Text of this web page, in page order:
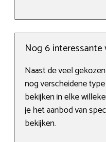
Nog 6 interessante
Naast de veel
nog verscheidene
bekijken in elke
je het aanbod van
bekijken.